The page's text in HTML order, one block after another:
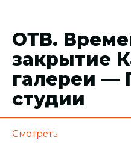
ОТВ.
закрытие
галереи —
студии
Смотреть